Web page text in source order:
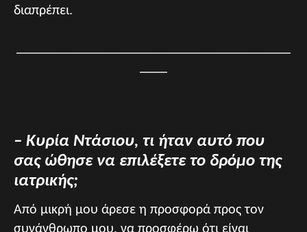
διαπρέπει.
– Κυρία Ντάσιου, τι ήταν αυτό που
σας ώθησε να επιλέξετε το δρόμο της
ιατρικής;
Από μικρή μου άρεσε η προσφορά προς τον